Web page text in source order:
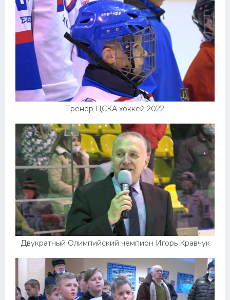
Тренер ЦСКА хоккей 2022
Двукратный Олимпийский чемпион Игорь Кравчук